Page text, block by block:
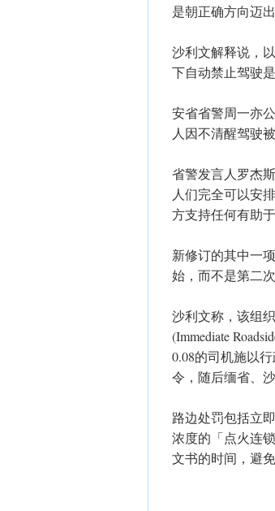
是朝正确方向迈
沙利文解释说，
下自动禁止驾驶
安省省警周一亦
人因不清醒驾驶被
省警发言人罗杰
人们完全可以安
方支持任何有助
新修订的其中一
始，而不是第二次
沙利文称，该组
(Immediate
0.08的司机施以
令，随后缅省、
路边处罚包括立
浓度的「点火连
文书的时间，避